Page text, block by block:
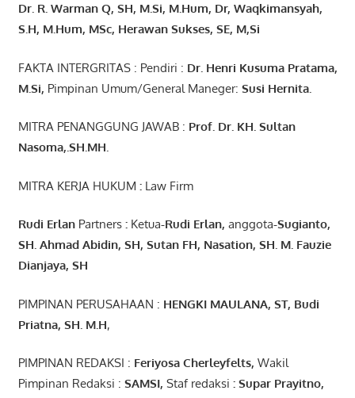
Dr. R. Warman Q, SH, M.Si, M.Hum, Dr, Waqkimansyah,
S.H, M.Hum, MSc, Herawan Sukses, SE, M,Si
FAKTA INTERGRITAS : Pendiri : Dr. Henri Kusuma Pratama,
M.Si, Pimpinan Umum/General Maneger: Susi Hernita.
MITRA PENANGGUNG JAWAB : Prof. Dr. KH. Sultan
Nasoma,.SH.MH.
MITRA KERJA HUKUM : Law Firm
Rudi ErlanPartners : Ketua-Rudi Erlan, anggota-Sugianto,
SH. Ahmad Abidin, SH, SutanFH, Nasation, SH. M. Fauzie
Dianjaya, SH
PIMPINAN PERUSAHAAN : HENGKI MAULANA, ST, Budi
Priatna, SH . M.H,
PIMPINAN REDAKSI : Feriyosa Cherleyfelts, Wakil
Pimpinan Redaksi : SAMSI, Staf redaksi : Supar Prayitno,